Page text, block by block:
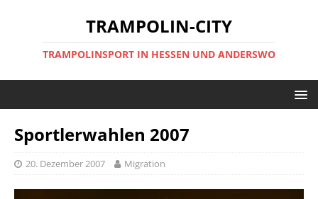
TRAMPOLIN-CITY
TRAMPOLINSPORT IN HESSEN UND ANDERSWO
Sportlerwahlen 2007
20. Dezember 2007 Migration